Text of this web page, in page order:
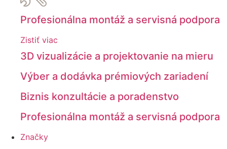
Profesionálna montáž a servisná podpora
Zistiť viac
3D vizualizácie a projektovanie na mieru
Výber a dodávka prémiových zariadení
Biznis konzultácie a poradenstvo
Profesionálna montáž a servisná podpora
Značky